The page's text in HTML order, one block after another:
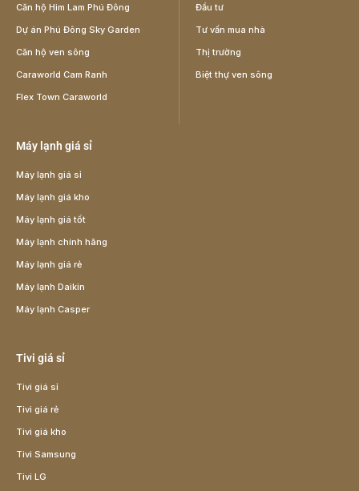
Căn hộ Him Lam Phú Đông
Dự án Phú Đông Sky Garden
Căn hộ ven sông
Caraworld Cam Ranh
Flex Town Caraworld
Đầu tư
Tư vấn mua nhà
Thị trường
Biệt thự ven sông
Máy lạnh giá sỉ
Máy lạnh giá sỉ
Máy lạnh giá kho
Máy lạnh giá tốt
Máy lạnh chính hãng
Máy lạnh giá rẻ
Máy lạnh Daikin
Máy lạnh Casper
Tivi giá sỉ
Tivi giá sỉ
Tivi giá rẻ
Tivi giá kho
Tivi Samsung
Tivi LG